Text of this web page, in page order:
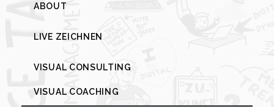
ABOUT
LIVE ZEICHNEN
VISUAL CONSULTING
VISUAL COACHING